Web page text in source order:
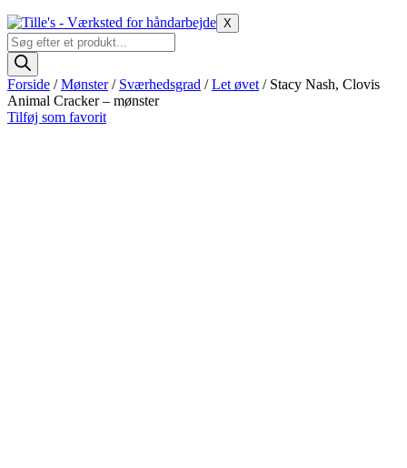
X
Products
search
Forside /Mønster/ Sværhedsgrad /Let øvet / Stacy Nash, Clovis
Animal Cracker – mønster
Tilføj som favorit